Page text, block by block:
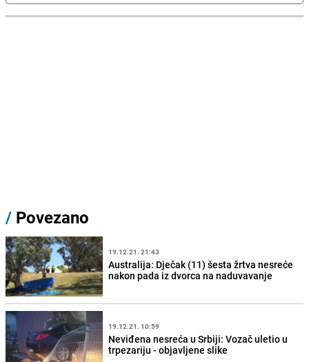
/ Povezano
19.12.21. 21:43
Australija: Dječak (11) šesta žrtva nesreće
nakon pada iz dvorca na naduvavanje
19.12.21. 10:59
Neviđena nesreća u Srbiji: Vozač uletio u
trpezariju - objavljene slike